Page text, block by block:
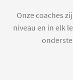
Onze coaches
niveau en in elk